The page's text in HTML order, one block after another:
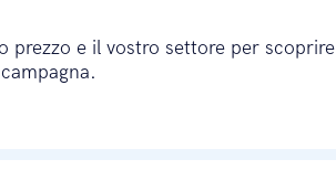
prezzo e il vostro settore per scoprire